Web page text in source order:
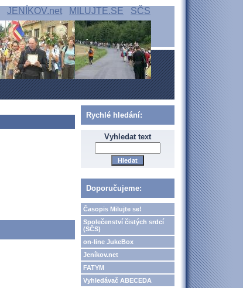
JENÍKOV.net MILUJTE.SE SČS
Rychlé hledání:
Vyhledat text
Doporučujeme:
Časopis Milujte se!
Společenství čistých srdcí
(SČS)
on-line JukeBox
Jeníkov.net
FATYM
Vyhledávač ABECEDA